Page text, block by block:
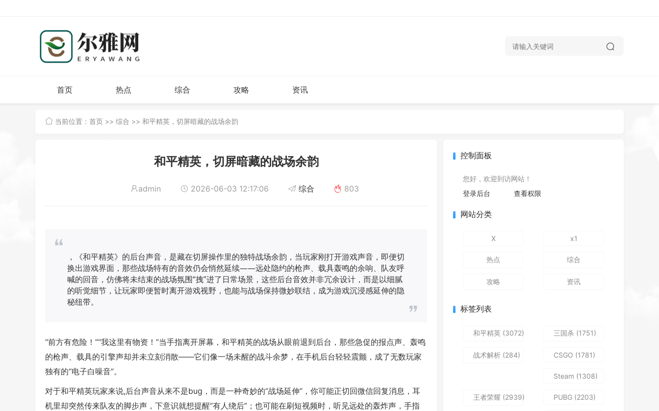
首页 热点 综合 攻略 资讯
当前位置： 首页 >> 综合 >> 和平精英，切屏暗藏的战场余韵
和平精英，切屏暗藏的战场余韵
admin 2026-06-03 12:17:06 综合 803
，《和平精英》的后台声音，是藏在切屏操作里的独特战场余韵，当玩家刚打开游戏声音，即便切
换出游戏界面，那些战场特有的音效仍会悄然延续——远处隐约的枪声、载具轰鸣的余响、队友呼
喊的回音，仿佛将未结束的战场氛围“拽”进了日常场景，这些后台音效并非冗余设计，而是以细腻
的听觉细节，让玩家即便暂时离开游戏视野，也能与战场保持微妙联结，成为游戏沉浸感延伸的隐
秘纽带。
“前方有危险！”“我这里有物资！”当手指离开屏幕，和平精英的战场从眼前退到后台，那些急促的报点声、轰鸣
的枪声、载具的引擎声却并未立刻消散——它们像一场未醒的战斗余梦，在手机后台轻轻震颤，成了无数玩家
独有的“电子白噪音”。
对于和平精英玩家来说,后台声音从来不是bug，而是一种奇妙的“战场延伸”，你可能正切回微信回复消息，耳
机里却突然传来队友的脚步声，下意识就想提醒“有人绕后”；也可能在刷短视频时，听见远处的轰炸声，手指
控制面板
您好，欢迎到访网站！
登录后台
查看权限
网站分类
X x1
热点 综合
攻略 资讯
标签列表
和平精英 (3072) 三国杀 (1751)
战术解析 (284) CSGO (1781)
Steam (1308)
王者荣耀 (2939) PUBG (2203)